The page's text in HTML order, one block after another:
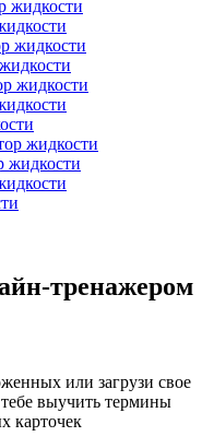
жидкости
жидкости
жидкости
жидкости
жидкости
тренажером
или загрузи свое
выучить термины
карточек